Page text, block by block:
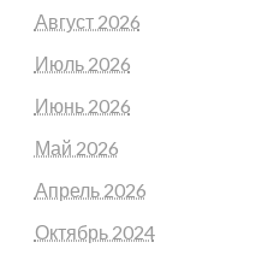
Август 2026
Июль 2026
Июнь 2026
Май 2026
Апрель 2026
Октябрь 2024